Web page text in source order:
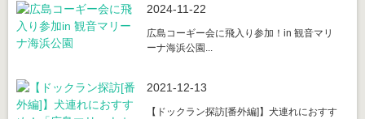
2024-11-22
広島コーギー会に飛入り参加！in 観音マリ
ーナ海浜公園...
2021-12-13
【ドックラン探訪[番外編]】犬連れにおすす